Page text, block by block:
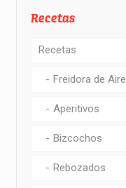
Recetas
Recetas
Freidora de Aire
Aperitivos
Bizcochos
Rebozados